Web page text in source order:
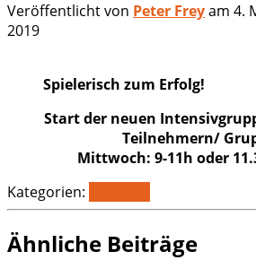
Veröffentlicht von Peter Freyam 4.
2019
Spielerisch zum Erfolg!
Start der neuen
Teilnehmern/
Mittwoch: 9-11h oder
Kategorien:
Ähnliche Beiträge